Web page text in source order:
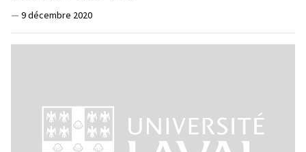
— 9 décembre 2020